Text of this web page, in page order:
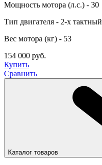
Мощность мотора (л.с.) - 30
Тип двигателя - 2-х тактный
Вес мотора (кг) - 53
154 000 руб.
Купить
Сравнить
Каталог товаров